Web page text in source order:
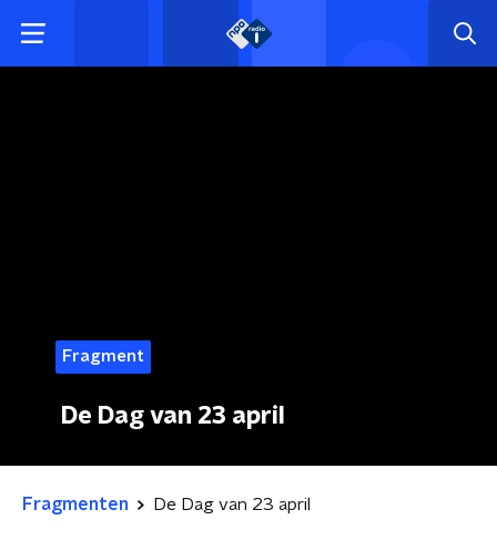
Fragment
De Dag van 23 april
Fragmenten De Dag van 23 april